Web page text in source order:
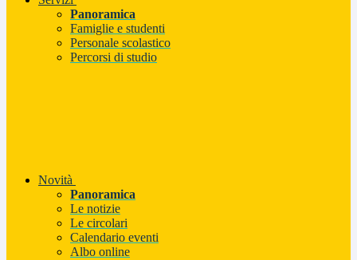
Panoramica
Famiglie e studenti
Personale scolastico
Percorsi di studio
Novità
Panoramica
Le notizie
Le circolari
Calendario eventi
Albo online